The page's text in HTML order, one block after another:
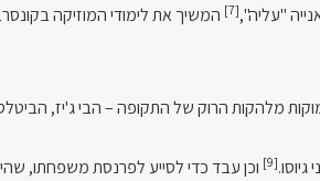
[7] המשיך את לימודי המוזיקה
[9] וכן עבד כדי לסייע לפרנסת משפחתו,